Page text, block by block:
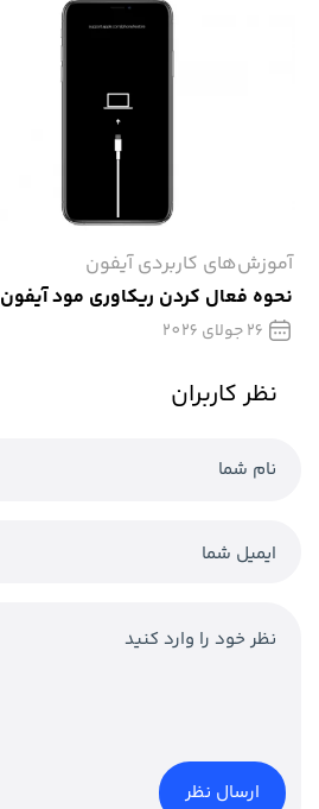
آموزش‌های کاربردی آیفون
نحوه فعال کردن ریکاوری مود آیفون
26 جولای 2026
نظر کاربران